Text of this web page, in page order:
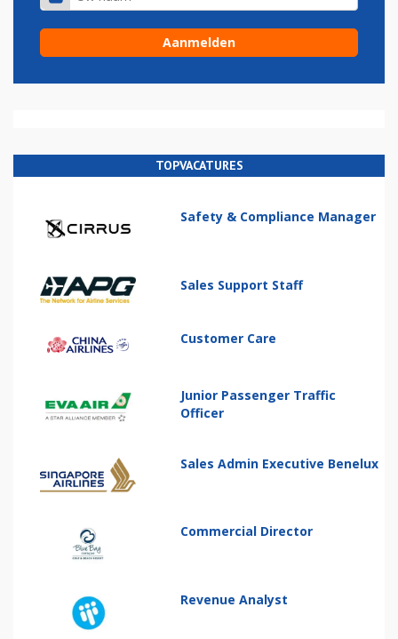
TOPVACATURES
Safety & Compliance Manager
Sales Support Staff
Customer Care
Junior Passenger Traffic
Officer
Sales Admin Executive Benelux
Commercial Director
Revenue Analyst